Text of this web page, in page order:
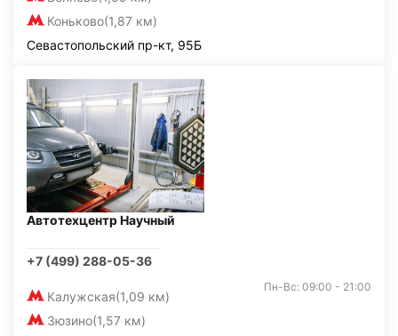
Коньково(1,87 км)
Севастопольский пр-кт, 95Б
Автотехцентр Научный
+7 (499) 288-05-36
Калужская(1,09 км)
Зюзино(1,57 км)
Пн-Вс: 09:00 - 21:00